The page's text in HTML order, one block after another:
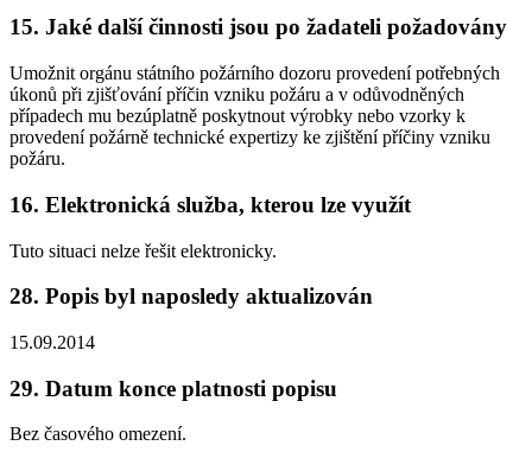
15. Jaké další činnosti jsou po žadateli požadovány
Umožnit orgánu státního požárního dozoru provedení potřebných
úkonů při zjišťování příčin vzniku požáru a v odůvodněných
případech mu bezúplatně poskytnout výrobky nebo vzorky k
provedení požárně technické expertizy ke zjištění příčiny vzniku
požáru.
16. Elektronická služba, kterou lze využít
Tuto situaci nelze řešit elektronicky.
28. Popis byl naposledy aktualizován
15.09.2014
29. Datum konce platnosti popisu
Bez časového omezení.